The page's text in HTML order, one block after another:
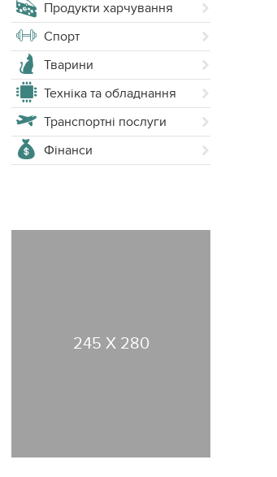
Продукти харчування
Спорт
Тварини
Техніка та обладнання
Транспортні послуги
Фінанси
245 X 280